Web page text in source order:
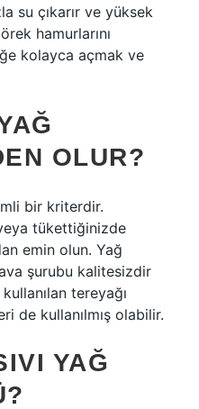
su çıkarır ve yüksek
hamurlarını
kolayca açmak ve
OLUR?
bir kriterdir.
tükettiğinizde
emin olun. Yağ
şurubu kalitesizdir
tereyağı
de kullanılmış olabilir.
YAĞ